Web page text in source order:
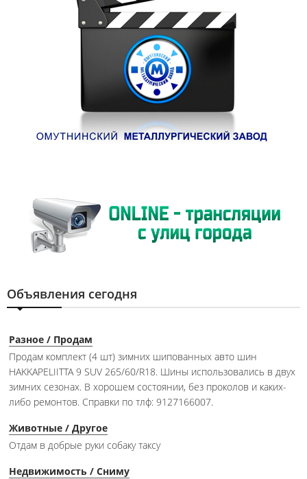
Объявления сегодня
Разное / Продам
Продам комплект (4 шт) зимних шипованных авто шин
HAKKAPELIITTA 9 SUV 265/60/R18. Шины использовались в двух
зимних сезонах. В хорошем состоянии, без проколов и каких-
либо ремонтов. Справки по тлф: 9127166007.
Животные / Другое
Отдам в добрые руки собаку таксу
Недвижимость / Сниму